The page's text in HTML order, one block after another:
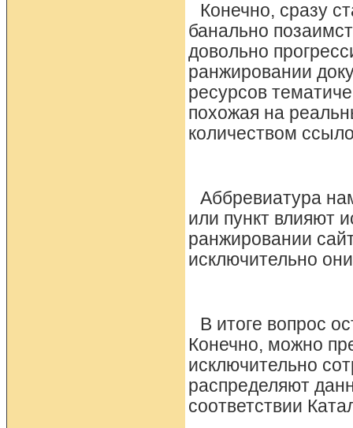
Конечно, сразу
банально
довольно
ранжировании
ресурсов
похожая на
количеством
Аббревиатура
или пункт влияют
ранжировании
исключительно
В итоге вопрос
Конечно, можно
исключительно
распределяют
соответствии